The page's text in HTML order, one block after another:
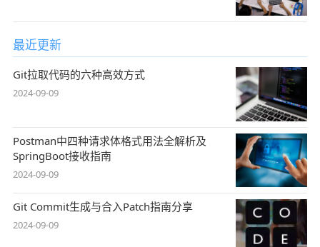
最近更新
Git拉取代码的六种高效方式
2024-09-09
Postman中四种请求体格式用法全解析及
SpringBoot接收指南
2024-09-09
Git Commit生成与合入Patch指南分享
2024-09-09